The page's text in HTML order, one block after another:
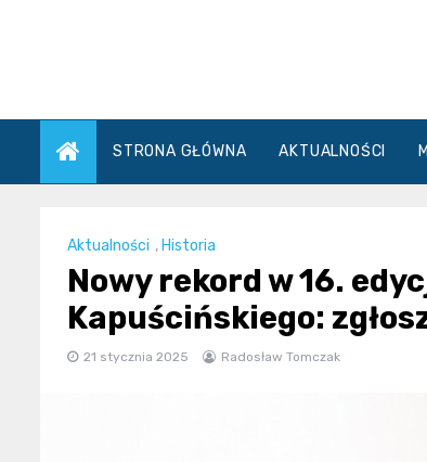
STRONA GŁÓWNA AKTUALNOŚCI
Aktualności , Historia
Nowy rekord w 16.
Kapuścińskiego:
21 stycznia 2025 Radosław Tomczak